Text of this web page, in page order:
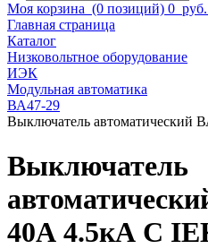
Моя корзина (0 позиций) 0 руб.
Главная страница
Каталог
Низковольтное оборудование
ИЭК
Модульная автоматика
ВА47-29
Выключатель автоматический
Выключатель
40А 4.5кА С